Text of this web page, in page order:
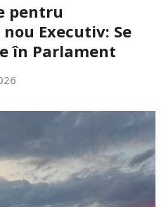
pentru
Executiv: Se
în Parlament